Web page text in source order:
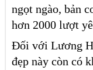
ngọt ngào, bản
hơn 2000 lượt
Đối với Lương
đẹp này còn có